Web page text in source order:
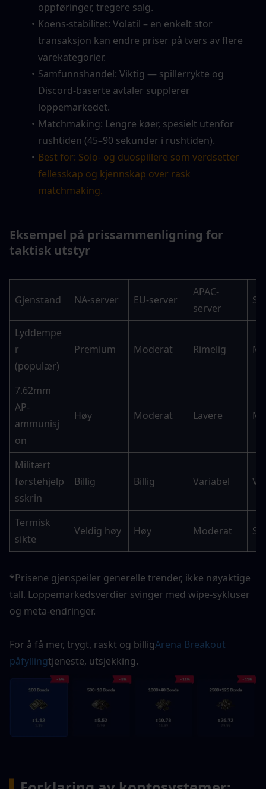
oppføringer, tregere salg.
Koens-stabilitet: Volatil – en enkelt stor
transaksjon kan endre priser på tvers av flere
varekategorier.
Samfunnshandel: Viktig — spillerrykte og
Discord-baserte avtaler supplerer
loppemarkedet.
Matchmaking: Lengre køer, spesielt utenfor
rushtiden (45–90 sekunder i rushtiden).
Best for: Solo- og duospillere som verdsetter
fellesskap og kjennskap over rask
matchmaking.
Eksempel på prissammenligning for
taktisk utstyr
Gjenstand NA-server EU-server
APAC-
server
Lyddempe
r
(populær)
Premium Moderat Rimelig
7.62mm
AP-
ammunisj
on
Høy Moderat Lavere
Militært
førstehjelp
sskrin
Billig Billig Variabel
Termisk
sikte
Veldig høy Høy Moderat
*Prisene gjenspeiler generelle trender, ikke nøyaktige
tall. Loppemarkedsverdier svinger med wipe-sykluser
og meta-endringer.
For å få mer, trygt, raskt og billigArena Breakout
påfyllingtjeneste, utsjekking.